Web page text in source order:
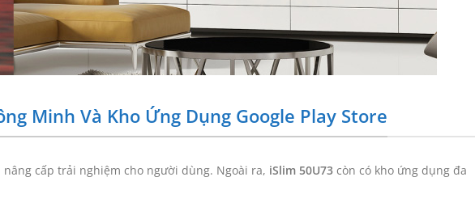
Minh Và Kho Ứng Dụng Google Play Store
cấp trải nghiệm cho người dùng. Ngoài ra, iSlim 50U73 còn có kho ứng dụng đa